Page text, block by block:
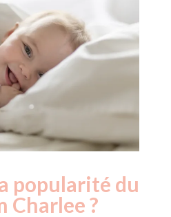
popularité du
Charlee ?